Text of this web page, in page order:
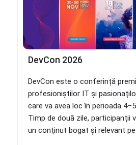
DevCon 2026
DevCon este o conferință
profesioniștilor IT și
care va avea loc în perioada
Timp de două zile, participanții
un conținut bogat și relevant pe